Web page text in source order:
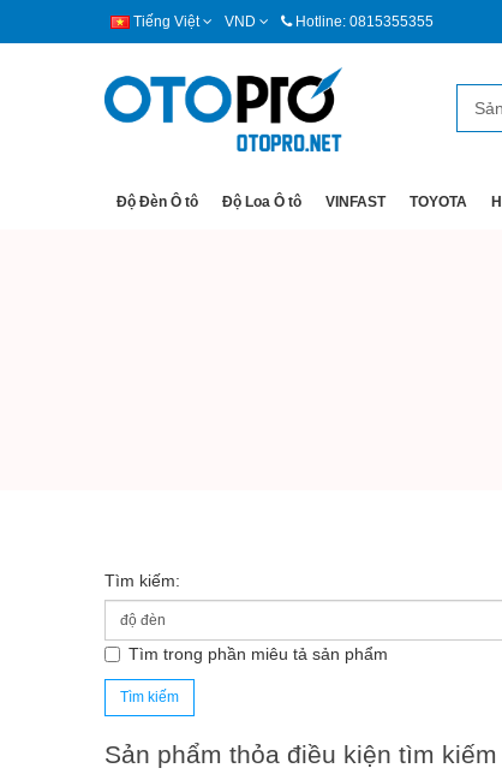
Tiếng Việt VND Hotline: 0815355355
Độ Đèn Ô tô Độ Loa Ô tô VINFAST TOYOTA
Tìm kiếm:
Tìm trong phần miêu tả sản phẩm
Sản phẩm thỏa điều kiện tìm kiếm